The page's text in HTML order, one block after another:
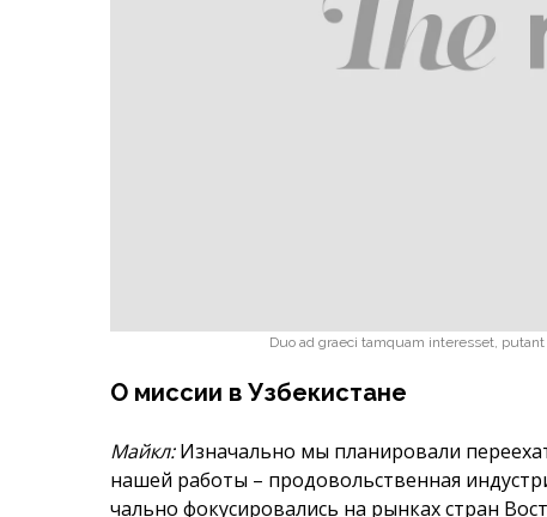
ввиду сложной ситуации в Украине мы
Industry, и пришли к обоюдному решению –
бизнес. Так спонтанное решение